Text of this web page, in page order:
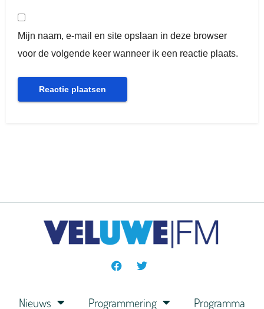
Mijn naam, e-mail en site opslaan in deze browser
voor de volgende keer wanneer ik een reactie plaats.
Nieuws Programmering Programma